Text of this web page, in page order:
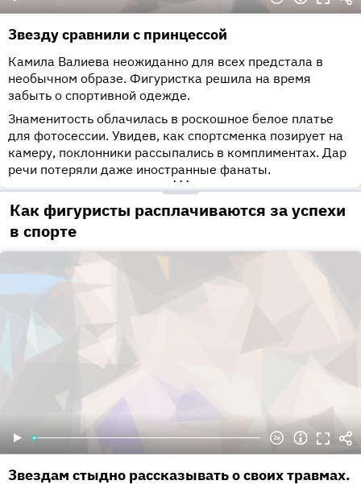
обвинить ее в нарушении допинговых правил было
невозможно.
Тем не менее, разборки повлияли на моральное
состояние Валиевой. Короткую программу она
отработала более чем достойно, став лидером, а
произвольная программа далась спортсменке тяжело.
Она несколько раз упала во время исполнения
сложных фигур и заняла лишь четвертое место,
уступив как коллегам по команде, Анне Щербаковой и
Александре Трусовой, так и японке Каори Сакамото.
Примечательно, что в марте 2022-го на Кубке
Первого канала Камила вновь пропустила вперед
Щербакову в произвольной программе.
Звезду сравнили с принцессой
Камила Валиева неожиданно для всех предстала в
необычном образе. Фигуристка решила на время
забыть о спортивной одежде.
Знаменитость облачилась в роскошное белое платье
для фотосессии. Увидев, как спортсменка позирует на
камеру, поклонники рассыпались в комплиментах. Дар
речи потеряли даже иностранные фанаты.
•••
Как фигуристы расплачиваются за успехи
в спорте
Звездам стыдно рассказывать о своих травмах.